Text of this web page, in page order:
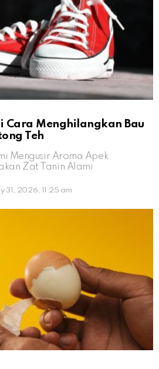
Cara Menghilangkan Bau
Teh
Mengusir Aroma Apek
Zat Tanin Alami
31, 2026, 11:25 am